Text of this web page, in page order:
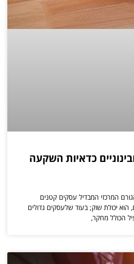
כדאיות השקעה
המרכזי המבדיל עסקים קטנים
הוא יכולת שוק; בעוד שלעסקים גדולים
הכולל מחקר,